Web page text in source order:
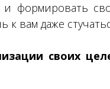
формировать
к вам даже
своих